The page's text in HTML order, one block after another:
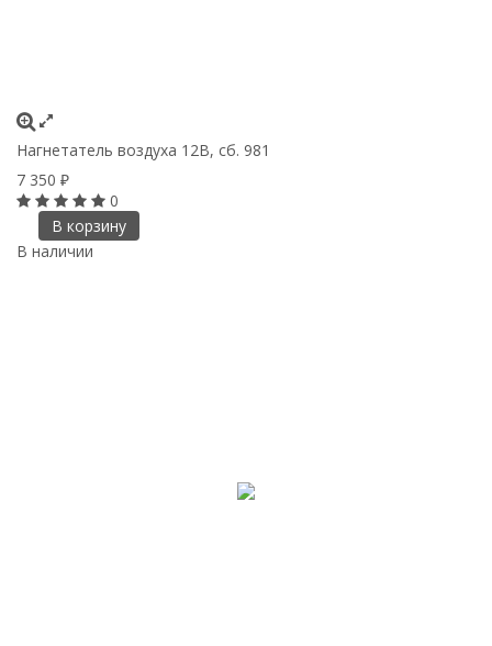
Нагнетатель воздуха 12В, сб. 981
7 350 ₽
0
В корзину
В наличии